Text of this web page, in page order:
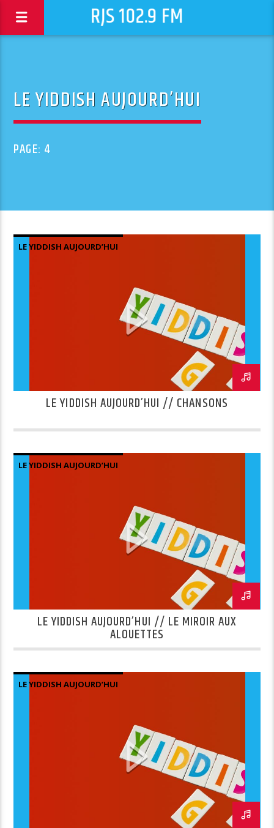
RJS 102.9 FM
LE YIDDISH AUJOURD’HUI
PAGE: 4
LE YIDDISH AUJOURD’HUI
LE YIDDISH AUJOURD’HUI // CHANSONS
LE YIDDISH AUJOURD’HUI
LE YIDDISH AUJOURD’HUI // LE MIROIR AUX
ALOUETTES
LE YIDDISH AUJOURD’HUI